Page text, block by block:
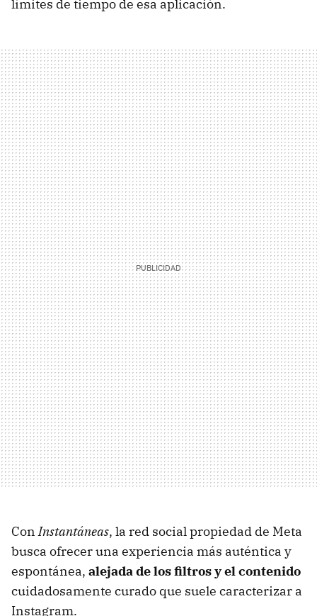
límites de tiempo de esa aplicación.
ConInstantáneas, la red social propiedad de Meta
busca ofrecer una experiencia más auténtica y
espontánea, alejada de los filtros y el contenido
cuidadosamente curado que suele caracterizar a
Instagram.